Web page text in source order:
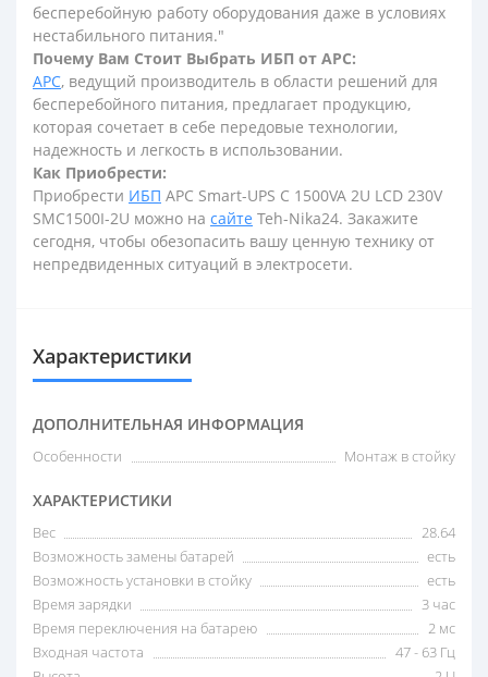
бесперебойную работу оборудования даже в условиях
нестабильного питания."
Почему Вам Стоит Выбрать ИБП от APC:
APC, ведущий производитель в области решений для
бесперебойного питания, предлагает продукцию,
которая сочетает в себе передовые технологии,
надежность и легкость в использовании.
Как Приобрести:
Приобрести ИБП APC Smart-UPS C 1500VA 2U LCD 230V
SMC1500I-2U можно на сайте Teh-Nika24. Закажите
сегодня, чтобы обезопасить вашу ценную технику от
непредвиденных ситуаций в электросети.
Характеристики
ДОПОЛНИТЕЛЬНАЯ ИНФОРМАЦИЯ
Особенности Монтаж в стойку
ХАРАКТЕРИСТИКИ
Вес
28.64
Возможность замены батарей
есть
Возможность установки в стойку
есть
Время зарядки
3 час
Время переключения на батарею
2 мс
Входная частота
47 - 63 Гц